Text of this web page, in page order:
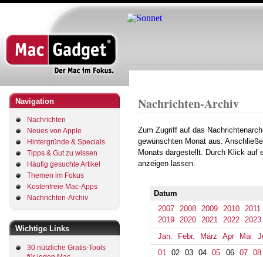
Direkt
zum
Navigation
Nachrichten
Neues von Apple
Hintergründe & Specials
Tipps & Gut zu wissen
Häufig gesuchte Artikel
Themen im Fokus
Kostenfreie Mac-Apps
Nachrichten-Archiv
Wichtige Links
30 nützliche Gratis-Tools
Nachrichten-Archiv
Zum Zugriff auf das
gewünschten Monat aus.
Monats dargestellt. Durch Klick auf
anzeigen lassen.
Datum
2007
2008 2009 2010
2011
2019
2020 2021 2022
2023
Jan.
Febr. März Apr Mai
01
02 03 04 05 06 07
08